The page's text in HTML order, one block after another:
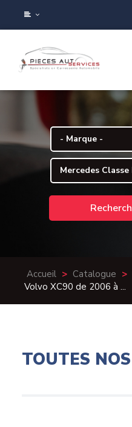
Accueil > Catalogue >
Volvo XC90 de 2006 à ...
TOUTES